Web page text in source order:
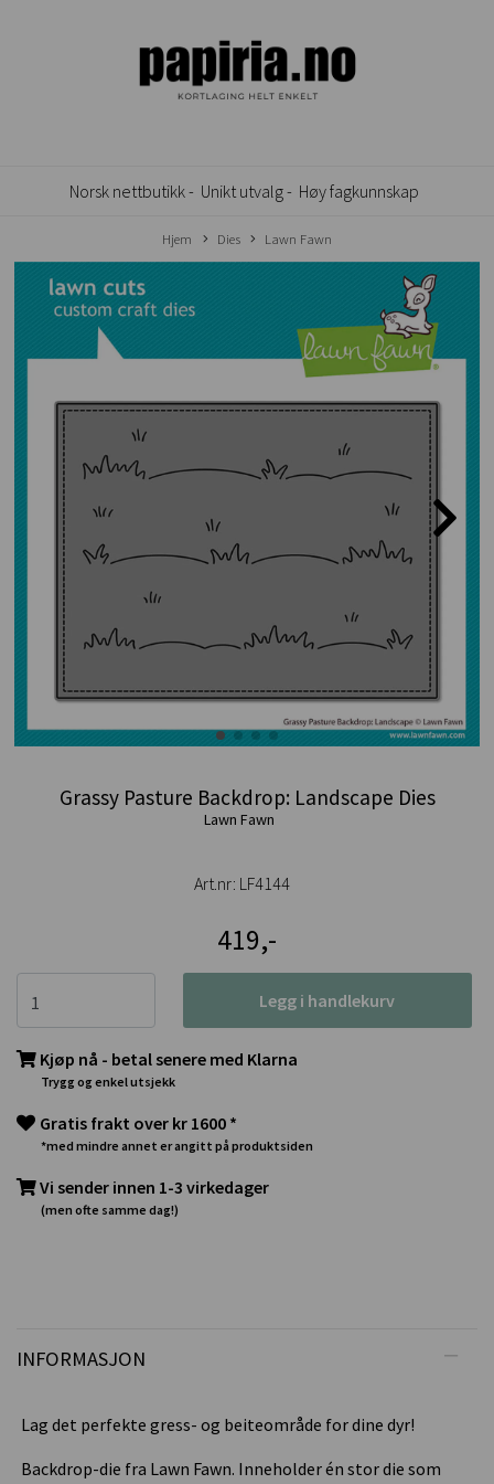
Norsk nettbutikk - Unikt utvalg - Høy fagkunnskap
Hjem Dies Lawn Fawn
Grassy Pasture Backdrop: Landscape Dies
Lawn Fawn
Art.nr: LF4144
419,-
Legg i handlekurv
Kjøp nå - betal senere med Klarna
Trygg og enkel utsjekk
Gratis frakt over kr 1600 *
*med mindre annet er angitt på produktsiden
Vi sender innen 1-3 virkedager
(men ofte samme dag!)
INFORMASJON
Lag det perfekte gress- og beiteområde for dine dyr!
Backdrop-die fra Lawn Fawn. Inneholder én stor die som